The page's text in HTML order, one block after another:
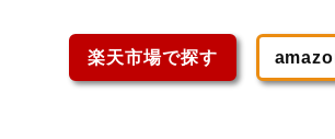
楽天市場で探す